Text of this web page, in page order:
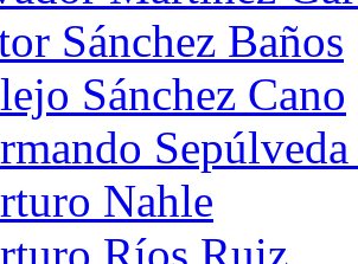
Sánchez Baños
Sánchez Cano
Nahle
Ríos Ruiz